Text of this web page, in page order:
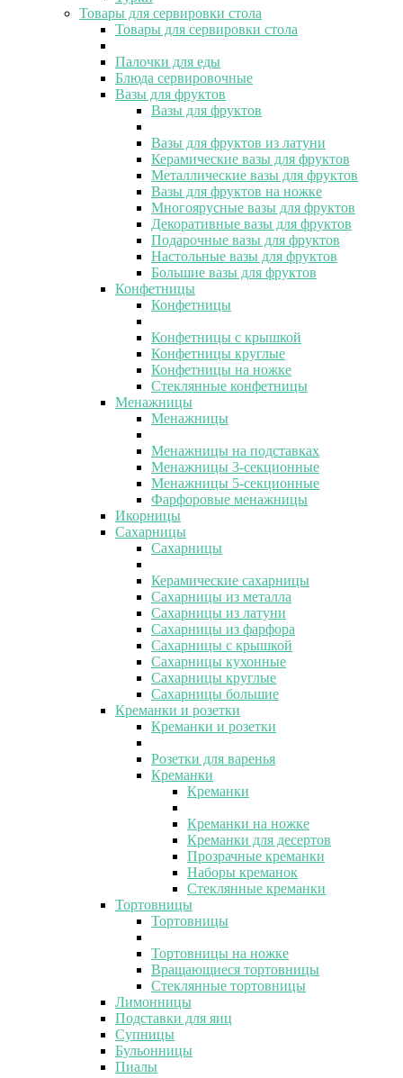
Товары для сервировки стола
Товары для сервировки стола
Палочки для еды
Блюда сервировочные
Вазы для фруктов
Вазы для фруктов
Вазы для фруктов из латуни
Керамические вазы для фруктов
Металлические вазы для фруктов
Вазы для фруктов на ножке
Многоярусные вазы для фруктов
Декоративные вазы для фруктов
Подарочные вазы для фруктов
Настольные вазы для фруктов
Большие вазы для фруктов
Конфетницы
Конфетницы
Конфетницы с крышкой
Конфетницы круглые
Конфетницы на ножке
Стеклянные конфетницы
Менажницы
Менажницы
Менажницы на подставках
Менажницы 3-секционные
Менажницы 5-секционные
Фарфоровые менажницы
Икорницы
Сахарницы
Сахарницы
Керамические сахарницы
Сахарницы из металла
Сахарницы из латуни
Сахарницы из фарфора
Сахарницы с крышкой
Сахарницы кухонные
Сахарницы круглые
Сахарницы большие
Креманки и розетки
Креманки и розетки
Розетки для варенья
Креманки
Креманки
Креманки на ножке
Креманки для десертов
Прозрачные креманки
Наборы креманок
Стеклянные креманки
Тортовницы
Тортовницы
Тортовницы на ножке
Вращающиеся тортовницы
Стеклянные тортовницы
Лимонницы
Подставки для яиц
Супницы
Бульонницы
Пиалы